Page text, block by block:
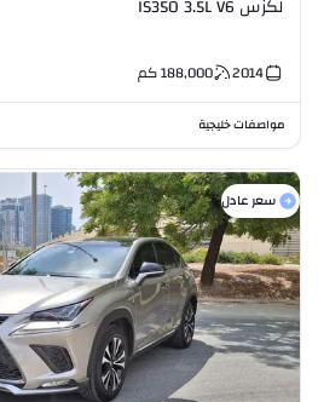
لكزس IS350 3.5L V6
2014
188,000كم
مواصفات خليجية
سعر عادل